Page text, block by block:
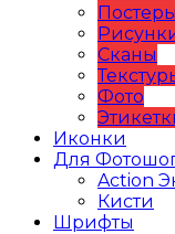
Постеры
Сканы
Фото
Иконки
Для
Action
Кисти
Шрифты